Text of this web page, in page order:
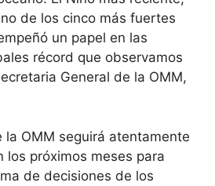
de los cinco más fuertes
un papel en las
récord que observamos
General de la OMM,
la OMM seguirá atentamente
los próximos meses para
de decisiones de los